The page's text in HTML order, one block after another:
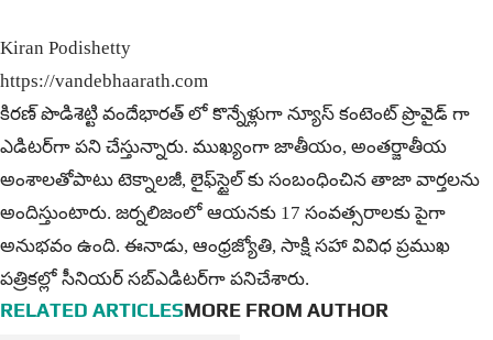
Kiran Podishetty
https://vandebhaarath.com
కిర‌ణ్ పొడిశెట్టి వందేభారత్ లో కొన్నేళ్లుగా న్యూస్ కంటెంట్ ప్రొవైడ్ గా
ఎడిటర్‌గా పని చేస్తున్నారు. ముఖ్యంగా జాతీయం, అంత‌ర్జాతీయ
అంశాల‌తోపాటు టెక్నాల‌జీ, లైఫ్‌స్టైల్‌ కు సంబంధించిన తాజా వార్తల‌ను
అందిస్తుంటారు. జర్నలిజంలో ఆయ‌న‌కు 17 సంవత్సరాలకు పైగా
అనుభవం ఉంది. ఈనాడు, ఆంధ్ర‌జ్యోతి, సాక్షి స‌హా వివిధ ప్ర‌ముఖ‌
ప‌త్రిక‌ల్లో సీనియ‌ర్‌ స‌బ్ఎడిట‌ర్‌గా ప‌నిచేశారు.
RELATED ARTICLESMORE FROM AUTHOR